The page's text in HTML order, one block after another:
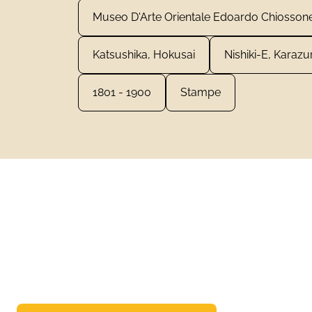
Museo D'Arte Orientale Edoardo
Katsushika, Hokusai Nishiki-E,
1801 - 1900 Stampe